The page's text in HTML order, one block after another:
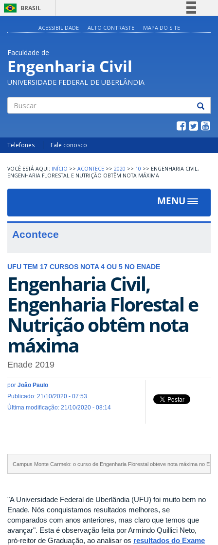
BRASIL
Legislação
Canais
ACESSIBILIDADE ALTO CONTRASTE MAPA DO SITE
Faculdade de
Engenharia Civil
UNIVERSIDADE FEDERAL DE UBERLÂNDIA
Telefones Fale conosco
INÍCIO >> ACONTECE >> 2020 >> 10 >> ENGENHARIA CIVIL,
ENGENHARIA FLORESTAL E NUTRIÇÃO OBTÊM NOTA MÁXIMA
MENU
Toggle
Acontece
UFU TEM 17 CURSOS NOTA 4 OU 5 NO ENADE
Engenharia Civil,
Engenharia Florestal e
Nutrição obtêm nota
máxima
Enade 2019
por João Paulo
Publicado: 21/10/2020 - 07:53
Última modificação: 21/10/2020 - 08:14
Campus Monte Carmelo: o curso de Engenharia Florestal obteve nota máxima no
"A Universidade Federal de Uberlândia (UFU) foi muito bem no
Enade. Nós conquistamos resultados melhores, se
comparados com anos anteriores, mas claro que temos que
avançar". Esta é observação feita por Armindo Quillici Neto,
pró-reitor de Graduação, ao analisar os resultados do Exame